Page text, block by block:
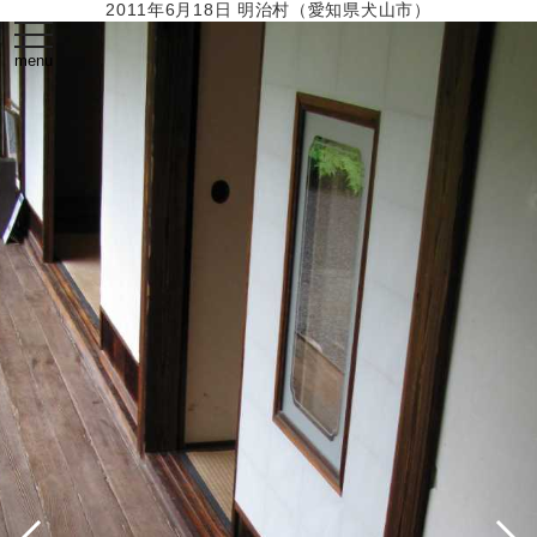
2011年6月18日 明治村（愛知県犬山市）
toggle
navigation
menu